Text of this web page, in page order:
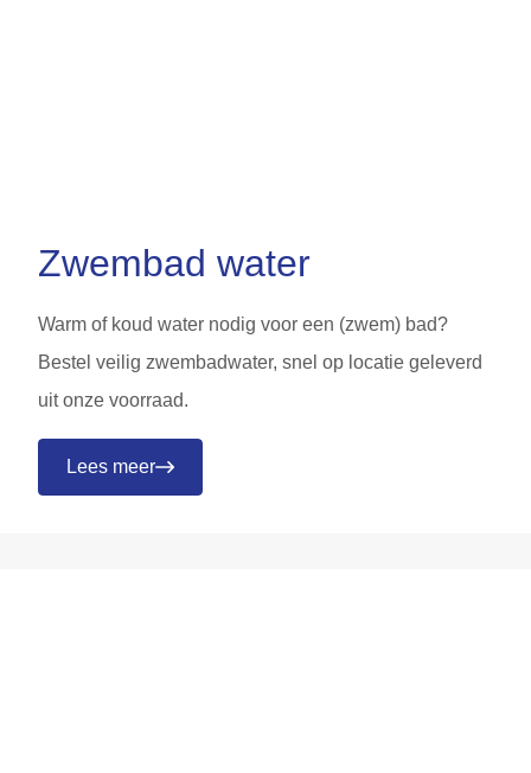
Zwembad water
Warm of koud water nodig voor een (zwem) bad?
Bestel veilig zwembadwater, snel op locatie geleverd
uit onze voorraad.
Lees meer